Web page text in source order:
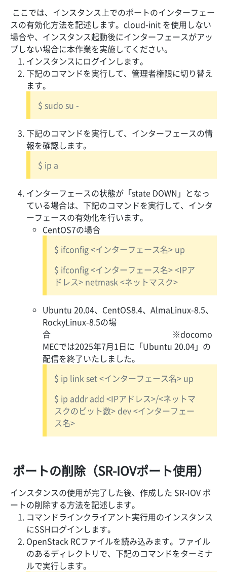
ここでは、インスタンス上でのポートのインターフェー
スの有効化方法を記述します。cloud-init を使用しない
場合や、インスタンス起動後にインターフェースがアッ
プしない場合に本作業を実施してください。
インスタンスにログインします。
下記のコマンドを実行して、管理者権限に切り替え
ます。
$ sudo su -
下記のコマンドを実行して、インターフェースの情
報を確認します。
$ ip a
インターフェースの状態が「state DOWN」となっ
ている場合は、下記のコマンドを実行して、インタ
ーフェースの有効化を行います。
CentOS7の場合
$ ifconfig <インターフェース名> up
$ ifconfig <インターフェース名> <IPア
ドレス> netmask <ネットマスク>
Ubuntu 20.04、CentOS8.4、AlmaLinux-8.5、
RockyLinux-8.5の場
合 ※docomo
MECでは2025年7月1日に「Ubuntu 20.04」の
配信を終了いたしました。
$ ip link set <インターフェース名> up
$ ip addr add <IPアドレス>/<ネットマ
スクのビット数> dev <インターフェー
ス名>
ポートの削除（SR-IOVポート使用）
インスタンスの使用が完了した後、作成した SR-IOV ポ
ートの削除する方法を記述します。
コマンドラインクライアント実行用のインスタンス
にSSHログインします。
OpenStack RCファイルを読み込みます。ファイル
のあるディレクトリで、下記のコマンドをターミナ
ルで実行します。